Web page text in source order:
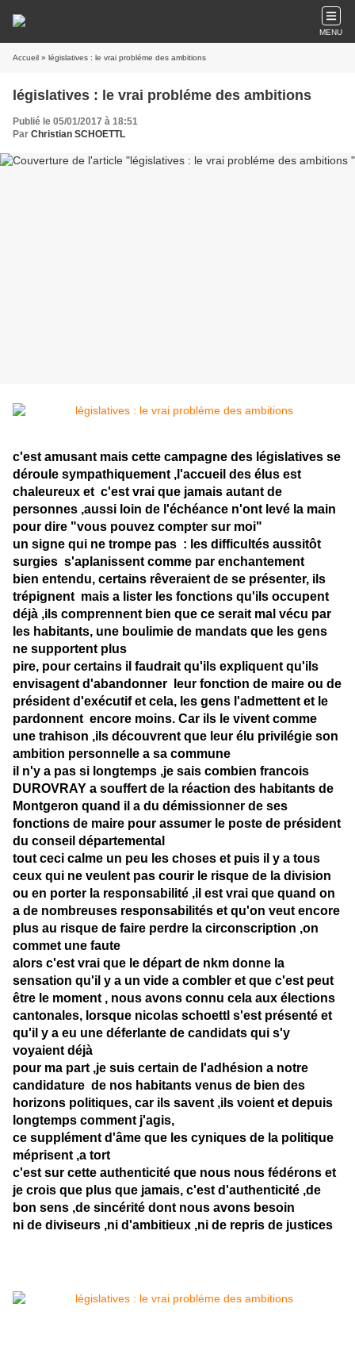
MENU
Accueil » législatives : le vrai probléme des ambitions
législatives : le vrai probléme des ambitions
Publié le 05/01/2017 à 18:51
Par Christian SCHOETTL
c'est amusant mais cette campagne des législatives se
déroule sympathiquement ,l'accueil des élus est
chaleureux et c'est vrai que jamais autant de
personnes ,aussi loin de l'échéance n'ont levé la main
pour dire "vous pouvez compter sur moi"
un signe qui ne trompe pas : les difficultés aussitôt
surgies s'aplanissent comme par enchantement
bien entendu, certains rêveraient de se présenter, ils
trépignent mais a lister les fonctions qu'ils occupent
déjà ,ils comprennent bien que ce serait mal vécu par
les habitants, une boulimie de mandats que les gens
ne supportent plus
pire, pour certains il faudrait qu'ils expliquent qu'ils
envisagent d'abandonner leur fonction de maire ou de
président d'exécutif et cela, les gens l'admettent et le
pardonnent encore moins. Car ils le vivent comme
une trahison ,ils découvrent que leur élu privilégie son
ambition personnelle a sa commune
il n'y a pas si longtemps ,je sais combien francois
DUROVRAY a souffert de la réaction des habitants de
Montgeron quand il a du démissionner de ses
fonctions de maire pour assumer le poste de président
du conseil départemental
tout ceci calme un peu les choses et puis il y a tous
ceux qui ne veulent pas courir le risque de la division
ou en porter la responsabilité ,il est vrai que quand on
a de nombreuses responsabilités et qu'on veut encore
plus au risque de faire perdre la circonscription ,on
commet une faute
alors c'est vrai que le départ de nkm donne la
sensation qu'il y a un vide a combler et que c'est peut
être le moment , nous avons connu cela aux élections
cantonales, lorsque nicolas schoettl s'est présenté et
qu'il y a eu une déferlante de candidats qui s'y
voyaient déjà
pour ma part ,je suis certain de l'adhésion a notre
candidature de nos habitants venus de bien des
horizons politiques, car ils savent ,ils voient et depuis
longtemps comment j'agis,
ce supplément d'âme que les cyniques de la politique
méprisent ,a tort
c'est sur cette authenticité que nous nous fédérons et
je crois que plus que jamais, c'est d'authenticité ,de
bon sens ,de sincérité dont nous avons besoin
ni de diviseurs ,ni d'ambitieux ,ni de repris de justices